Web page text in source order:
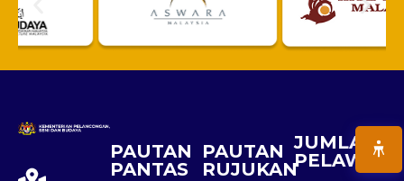
PAUTAN
PANTAS
PAUTAN
RUJUKAN
JUMLAH
PELAWAT